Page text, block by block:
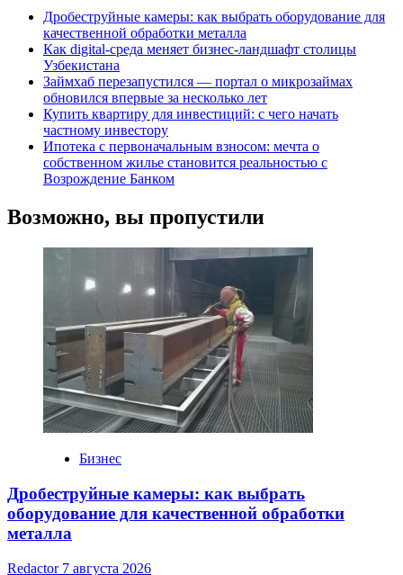
Дробеструйные камеры: как выбрать оборудование для
качественной обработки металла
Как digital-среда меняет бизнес-ландшафт столицы
Узбекистана
Займхаб перезапустился — портал о микрозаймах
обновился впервые за несколько лет
Купить квартиру для инвестиций: с чего начать
частному инвестору
Ипотека с первоначальным взносом: мечта о
собственном жилье становится реальностью с
Возрождение Банком
Возможно, вы пропустили
Бизнес
Дробеструйные камеры: как выбрать
оборудование для качественной обработки
металла
Redactor 7 августа 2026